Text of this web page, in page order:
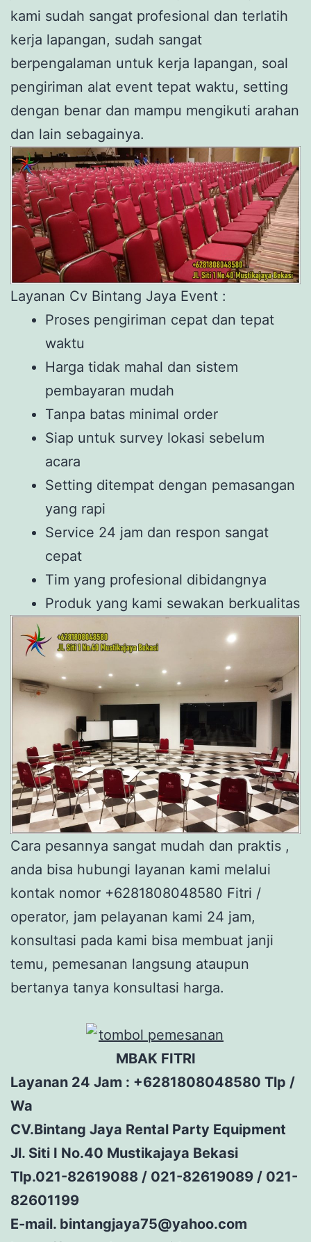
kami sudah sangat profesional dan terlatih
kerja lapangan, sudah sangat
berpengalaman untuk kerja lapangan, soal
pengiriman alat event tepat waktu, setting
dengan benar dan mampu mengikuti arahan
dan lain sebagainya.
Layanan Cv Bintang Jaya Event :
Proses pengiriman cepat dan tepat
waktu
Harga tidak mahal dan sistem
pembayaran mudah
Tanpa batas minimal order
Siap untuk survey lokasi sebelum
acara
Setting ditempat dengan pemasangan
yang rapi
Service 24 jam dan respon sangat
cepat
Tim yang profesional dibidangnya
Produk yang kami sewakan berkualitas
Cara pesannya sangat mudah dan praktis ,
anda bisa hubungi layanan kami melalui
kontak nomor +6281808048580 Fitri /
operator, jam pelayanan kami 24 jam,
konsultasi pada kami bisa membuat janji
temu, pemesanan langsung ataupun
bertanya tanya konsultasi harga.
MBAK FITRI
Layanan 24 Jam : +6281808048580 Tlp /
Wa
CV.Bintang Jaya Rental Party Equipment
Jl. Siti I No.40 Mustikajaya Bekasi
Tlp.021-82619088 / 021-82619089 / 021-
82601199
E-mail. bintangjaya75@yahoo.com